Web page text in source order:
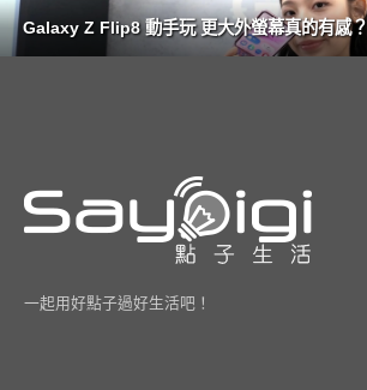
Galaxy Z Flip8 動手玩 更大外螢幕真的有感？
一起用好點子過好生活吧！